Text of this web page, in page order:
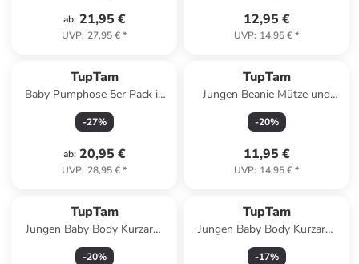
ab: 21,95 €
UVP: 27,95 €*
12,95 €
UVP: 14,95 €*
TupTam
Baby Pumphose 5er Pack in
grau
-27%
ab: 20,95 €
UVP: 28,95 €*
TupTam
Jungen Beanie Mütze und
Schlauchschal 2er Set in grün
-20%
11,95 €
UVP: 14,95 €*
TupTam
Jungen Baby Body Kurzarm
5er Pack in blau Modell 1
-20%
TupTam
Jungen Baby Body Kurzarm
5er Pack in braun/grün
-17%